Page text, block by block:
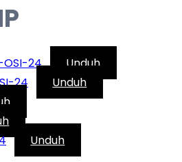
OSI-24
Unduh
24
Unduh
Unduh